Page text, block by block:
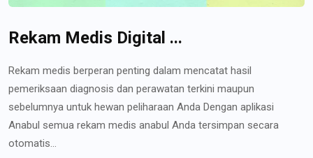
Rekam Medis Digital ...
Rekam medis berperan penting dalam mencatat hasil
pemeriksaan diagnosis dan perawatan terkini maupun
sebelumnya untuk hewan peliharaan Anda Dengan aplikasi
Anabul semua rekam medis anabul Anda tersimpan secara
otomatis...